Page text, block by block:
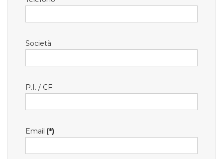
Società
P.I. / CF
Email (*)